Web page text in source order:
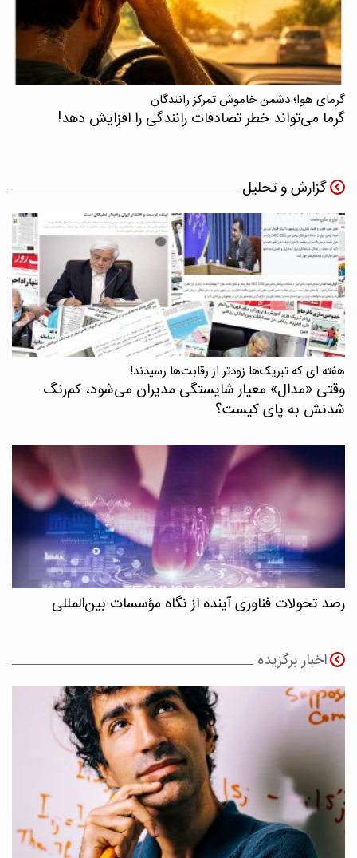
گرمای هوا؛ دشمن خاموش تمرکز رانندگان
گرما می‌تواند خطر تصادفات رانندگی را افزایش دهد!
گزارش و تحلیل
هفته ای که تبریک‌ها زودتر از رقابت‌ها رسیدند!
وقتی «مدال‌» معیار شایستگی مدیران می‌شود، کم‌رنگ
شدنش به پای کیست؟
رصد تحولات فناوری آینده از نگاه مؤسسات بین‌المللی
اخبار برگزیده